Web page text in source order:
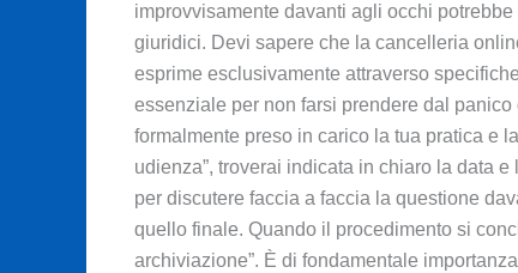
improvvisamente davanti agli occhi
giuridici. Devi sapere che la cancelleria
esprime esclusivamente attraverso
essenziale per non farsi prendere dal
formalmente preso in carico la tua pratica e
udienza”, troverai indicata in chiaro la data
per discutere faccia a faccia la questione
quello finale. Quando il procedimento si
archiviazione”. È di fondamentale